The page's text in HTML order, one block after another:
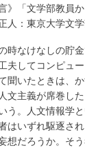
》「文学部教員か
人：東京大学文学
時なけなしの貯
夫してコンピュ
聞いたときは、
文主義が席巻し
う。人文情報学
はいずれ駆逐さ
想だろうか。そ